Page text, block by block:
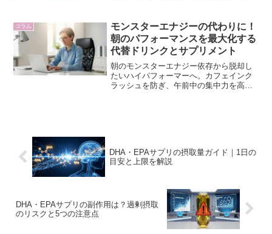
見です。
コラム
モンスターエナジーの代わりに！
朝のパフォーマンスを最大化する
代替ドリンクとサプリメント
朝のモンスターエナジー依存から脱却し
たいハイパフォーマーへ。カフェインク
ラッシュを防ぎ、午前中の集中力を高め
DHA・EPAサプリの摂取量ガイド｜1日の
目安と上限を解説
DHA・EPAサプリの副作用は？過剰摂取
のリスクと5つの注意点